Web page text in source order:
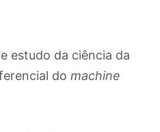
estudo da ciência da
do machine